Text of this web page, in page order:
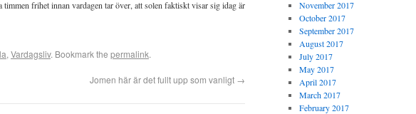
timmen frihet innan vardagen tar över, att solen faktiskt visar sig idag är
, Vardagsliv. Bookmark the permalink.
Jomen här är det fullt upp som vanligt →
November 2017
October 2017
September 2017
August 2017
July 2017
May 2017
April 2017
March 2017
February 2017